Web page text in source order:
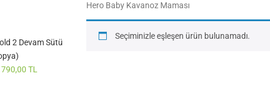
Hero Baby Kavanoz Maması
Seçiminizle eşleşen ürün bulunamadı.
2 Devam Sütü
790,00 TL